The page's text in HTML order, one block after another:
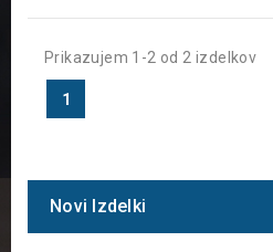
Prikazujem 1-2 od 2 izdelkov
1
Novi Izdelki